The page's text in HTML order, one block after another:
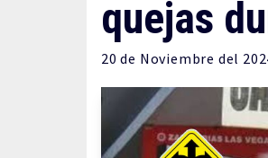
quejas
20 de Noviembre del